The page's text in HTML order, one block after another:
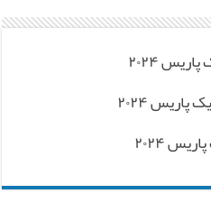
۲۰۲۴
۲۰۲۴
۲۰۲۴